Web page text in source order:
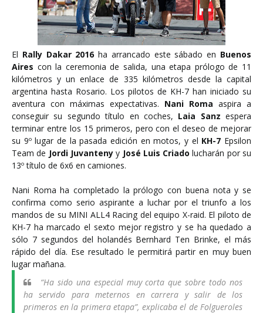
El Rally Dakar 2016 ha arrancado este sábado en Buenos
Aires con la ceremonia de salida, una etapa prólogo de 11
kilómetros y un enlace de 335 kilómetros desde la capital
argentina hasta Rosario. Los pilotos de KH-7 han iniciado su
aventura con máximas expectativas. Nani Roma aspira a
conseguir su segundo título en coches, Laia Sanz espera
terminar entre los 15 primeros, pero con el deseo de mejorar
su 9º lugar de la pasada edición en motos, y el KH-7 Epsilon
Team de Jordi Juvantenyy José Luis Criado lucharán por su
13º título de 6x6 en camiones.
Nani Roma ha completado la prólogo con buena nota y se
confirma como serio aspirante a luchar por el triunfo a los
mandos de su MINI ALL4 Racing del equipo X-raid. El piloto de
KH-7 ha marcado el sexto mejor registro y se ha quedado a
sólo 7 segundos del holandés Bernhard Ten Brinke, el más
rápido del día. Ese resultado le permitirá partir en muy buen
lugar mañana.
“Ha sido una especial muy corta que sobre todo nos
ha servido para meternos en carrera y salir de los
primeros en la primera etapa”, explicaba el de Folgueroles